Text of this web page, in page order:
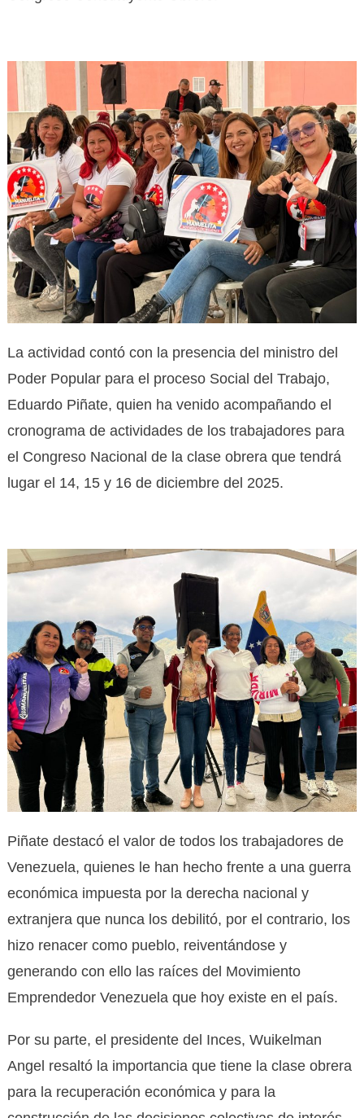
La actividad contó con la presencia del ministro del
Poder Popular para el proceso Social del Trabajo,
Eduardo Piñate, quien ha venido acompañando el
cronograma de actividades de los trabajadores para
el Congreso Nacional de la clase obrera que tendrá
lugar el 14, 15 y 16 de diciembre del 2025.
Piñate destacó el valor de todos los trabajadores de
Venezuela, quienes le han hecho frente a una guerra
económica impuesta por la derecha nacional y
extranjera que nunca los debilitó, por el contrario, los
hizo renacer como pueblo, reiventándose y
generando con ello las raíces del Movimiento
Emprendedor Venezuela que hoy existe en el país.
Por su parte, el presidente del Inces, Wuikelman
Angel resaltó la importancia que tiene la clase obrera
para la recuperación económica y para la